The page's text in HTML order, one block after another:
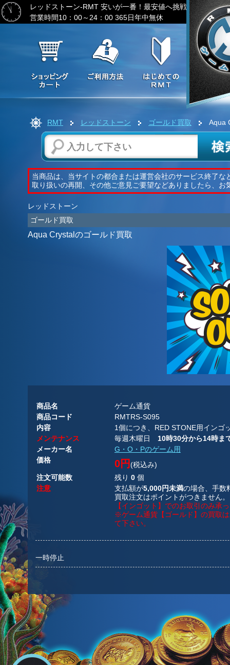
レッドストーン-RMT 安いが一番！最安値へ挑戦-ゲーム通貨
営業時間10：00～24：00 365日年中無休
RMT レッドストーン ゴールド買取 Aqua
当商品は、当サイトの都合または運営会社のサービス終了
取り扱いの再開、その他ご意見ご要望などありましたら、お
レッドストーン
ゴールド買取
Aqua Crystalのゴールド買取
商品名
ゲーム通貨
商品コード
RMTRS-S095
内容
1個につき、RED STONE用インゴ
メンテナンス
毎週木曜日 10時30分から14時ま
メーカー名
G・O・Pのゲーム用
価格
0円(税込み)
注文可能数
残り 0 個
注意
支払額が5,000円未満の場合、手数
買取注文はポイントがつきません。
【インゴット】でのお取引のみ承
※ゲーム通貨【ゴールド】の買取
て下さい。
一時停止